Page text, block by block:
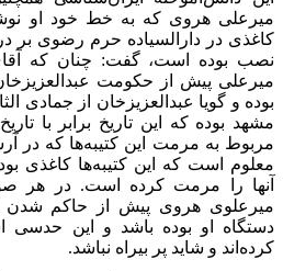
میرعلی هروی که به خط خود او
کاغذی در دارالسیاده حرم رضوی بر در
نصب بوده است، گفت: چنان که
میرعلی پیش از حکومت
مشهد بوده که این تاریخ برابر با
مربوط به مرمت این کتیبه‌ها که در
معلوم است که این کتیبه‌ها کاغذی
آنها را مرمت کرده است. در هر
میرعلوی هروی پیش از حاکم شدن
دستگاه او بوده باشد و این
کرده‌اند و شاید پر بیراه نباشد.